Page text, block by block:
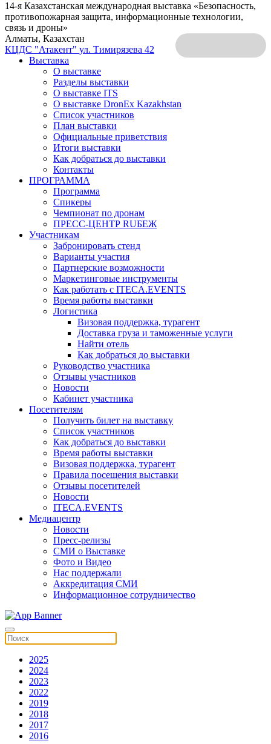
14-я Казахстанская международная выставка «Безопасность,
противопожарная защита, информационные технологии,
связь и дроны»
Алматы, Казахстан
КЦДС "Атакент" ул. Тимирязева 42
Выставка
О выставке
Разделы выставки
О выставке ITS
О выставке DronEx Kazakhstan
Список участников
План выставки
Официальные приветствия
Итоги выставки
Как добраться до выставки
Контакты
ПРОГРАММА
Программа
Спикеры
Чемпионат по дронам
ПРЕСС-ЦЕНТР RUБЕЖ
Участникам
Забронировать стенд
Варианты участия
Партнерские возможности
Маркетинговые инструменты
Как работать с ITECA.EVENTS
Время работы выставки
Логистика
Визовая поддержка, турагент
Доставка груза и таможенные услуги
Найти отель
Как добраться до выставки
Руководство участника
Отзывы участников
Новости
Кабинет участника
Посетителям
Получить билет на выставку
Список участников
Как добраться до выставки
Время работы выставки
Визовая поддержка, турагент
Правила посещения выставки
Отзывы посетителей
Новости
ITECA.EVENTS
Медиацентр
Новости
Пресс-релизы
СМИ о Выставке
Фото и Видео
Нас поддержали
Аккредитация СМИ
Информационное сотрудничество
2025
2024
2023
2022
2019
2018
2017
2016